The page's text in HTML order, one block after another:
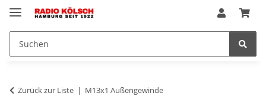
Zurück zur Liste M13x1 Außengewinde